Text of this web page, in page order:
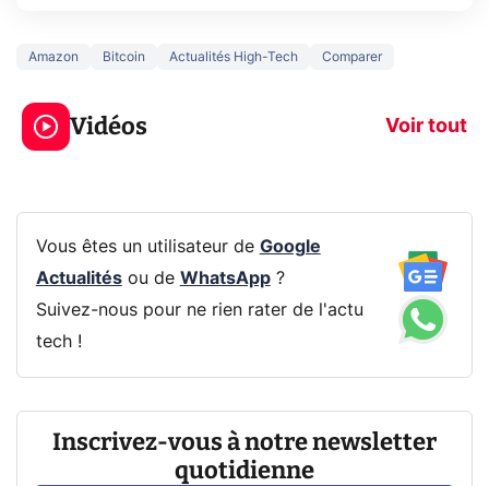
Amazon Bitcoin Actualités High-Tech Comparer
Vidéos Voir tout
jeux dans la
prochaine Xbox !
Ce que vous
navigation
Vous êtes un utilisateur de Google
Actualitésou de WhatsApp?
Suivez-nous pour ne rien rater de l'actu
tech !
Inscrivez-vous à notre newsletter
quotidienne